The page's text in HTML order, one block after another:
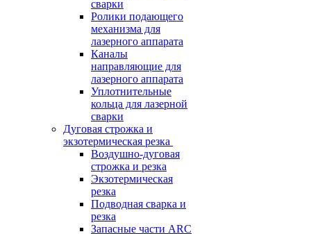
сварки
Ролики подающего
механизма для
лазерного аппарата
Каналы
направляющие для
лазерного аппарата
Уплотнительные
кольца для лазерной
сварки
Дуговая строжка и
экзотермическая резка
Воздушно-дуговая
строжка и резка
Экзотермическая
резка
Подводная сварка и
резка
Запасные части ARC